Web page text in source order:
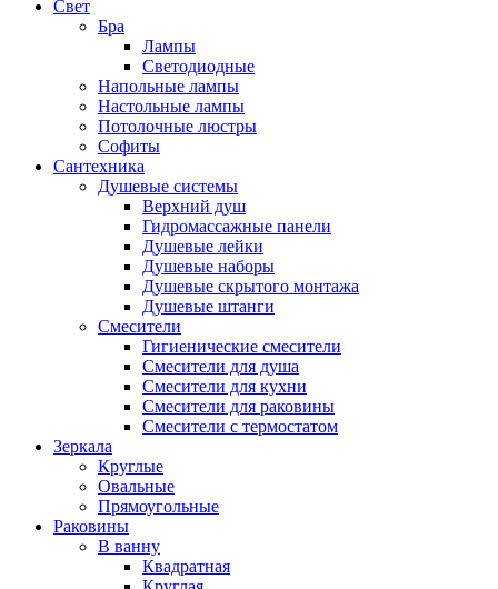
Свет
Бра
Лампы
Светодиодные
Напольные лампы
Настольные лампы
Потолочные люстры
Софиты
Сантехника
Душевые системы
Верхний душ
Гидромассажные панели
Душевые лейки
Душевые наборы
Душевые скрытого монтажа
Душевые штанги
Смесители
Гигиенические смесители
Смесители для душа
Смесители для кухни
Смесители для раковины
Смесители с термостатом
Зеркала
Круглые
Овальные
Прямоугольные
Раковины
В ванну
Квадратная